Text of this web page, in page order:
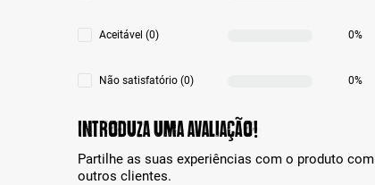
Aceitável (0) 0%
Não satisfatório (0) 0%
Introduza uma avaliação!
Partilhe as suas experiências com o produto com
outros clientes.